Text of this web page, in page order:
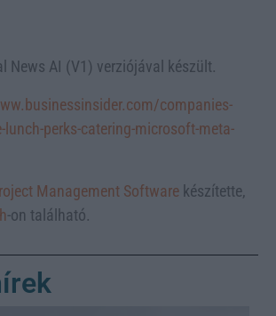
News AI (V1) verziójával készült.
companies-
lunch-perks-catering-microsoft-meta-
Management Software készítette,
-on található.